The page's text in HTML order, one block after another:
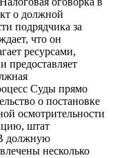
о должной
подрядчика за
что он
ресурсами,
предоставляет
Суды прямо
о постановке
осмотрительности
штат
должную
несколько